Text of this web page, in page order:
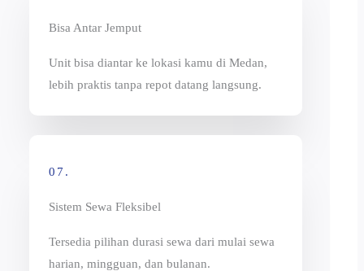
Bisa Antar Jemput
Unit bisa diantar ke lokasi kamu di Medan,
lebih praktis tanpa repot datang langsung.
07.
Sistem Sewa Fleksibel
Tersedia pilihan durasi sewa dari mulai sewa
harian, mingguan, dan bulanan.